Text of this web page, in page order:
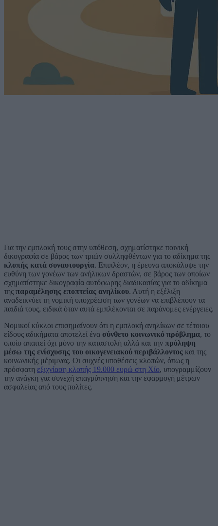
Για την εμπλοκή τους στην υπόθεση, σχηματίστηκε ποινική
δικογραφία σε βάρος των τριών συλληφθέντων για το αδίκημα της
κλοπής κατά συναυτουργία. Επιπλέον, η έρευνα αποκάλυψε την
ευθύνη των γονέων των ανήλικων δραστών, σε βάρος των οποίων
σχηματίστηκε δικογραφία αυτόφωρης διαδικασίας για το αδίκημα
της παραμέλησης εποπτείας ανηλίκου. Αυτή η εξέλιξη
αναδεικνύει τη νομική υποχρέωση των γονέων να επιβλέπουν τα
παιδιά τους, ειδικά όταν αυτά εμπλέκονται σε παράνομες ενέργειες.
Νομικοί κύκλοι επισημαίνουν ότι η εμπλοκή ανηλίκων σε τέτοιου
είδους αδικήματα αποτελεί ένα σύνθετο κοινωνικό πρόβλημα, το
οποίο απαιτεί όχι μόνο την καταστολή αλλά και την πρόληψη
μέσω της ενίσχυσης του οικογενειακού περιβάλλοντος και της
κοινωνικής μέριμνας. Οι συχνές υποθέσεις κλοπών, όπως η
πρόσφατη εξιχνίαση κλοπής 19.000 ευρώ στη Χίο, υπογραμμίζουν
την ανάγκη για συνεχή επαγρύπνηση και την εφαρμογή μέτρων
ασφαλείας από τους πολίτες.